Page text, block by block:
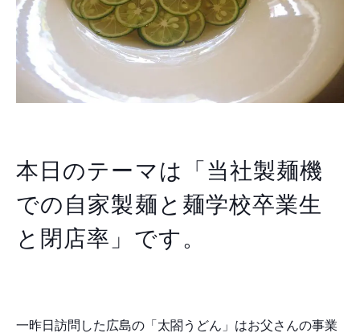
本日のテーマは「当社製麺機
での自家製麺と麺学校卒業生
と閉店率」です。
一昨日訪問した広島の「太閤うどん」はお父さんの事業